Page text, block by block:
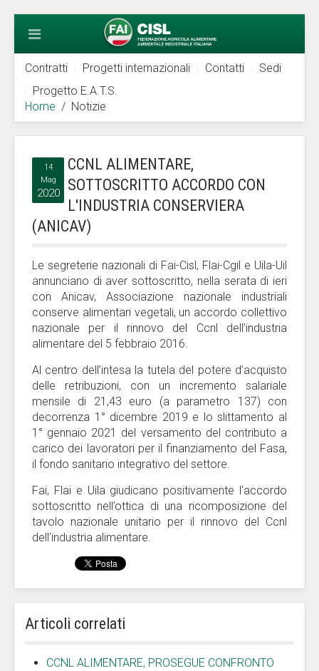
Contratti Progetti internazionali Contatti
Sedi
Progetto E.A.T.S.
Home
Notizie
14
Mag
2020
CCNL ALIMENTARE,
SOTTOSCRITTO ACCORDO CON
L'INDUSTRIA CONSERVIERA
(ANICAV)
Le segreterie nazionali di Fai-Cisl, Flai-Cgil e Uila-Uil
annunciano di aver sottoscritto, nella serata di ieri
con Anicav, Associazione nazionale industriali
conserve alimentari vegetali, un accordo collettivo
nazionale per il rinnovo del Ccnl dell’industria
alimentare del 5 febbraio 2016.
Al centro dell’intesa la tutela del potere d’acquisto
delle retribuzioni, con un incremento salariale
mensile di 21,43 euro (a parametro 137) con
decorrenza 1° dicembre 2019 e lo slittamento al
1° gennaio 2021 del versamento del contributo a
carico dei lavoratori per il finanziamento del Fasa,
il fondo sanitario integrativo del settore.
Fai, Flai e Uila giudicano positivamente l'accordo
sottoscritto nell’ottica di una ricomposizione del
tavolo nazionale unitario per il rinnovo del Ccnl
dell'industria alimentare.
Articoli correlati
CCNL ALIMENTARE, PROSEGUE CONFRONTO